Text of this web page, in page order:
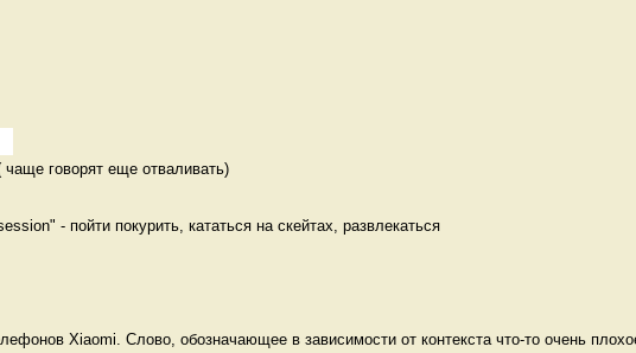
чаще говорят еще отваливать)
- пойти покурить, кататься на скейтах, развлекаться
Xiaomi. Слово, обозначающее в зависимости от контекста что-то очень